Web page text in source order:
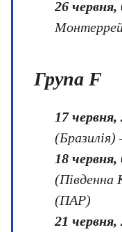
26 червня,
Група F
17 червня,
(Бразилія)
18 червня,
(Південна
(ПАР)
21 червня,